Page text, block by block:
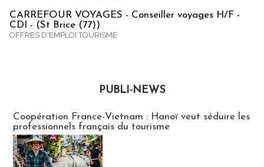
CARREFOUR VOYAGES - Conseiller voyages H/F -
CDI - (St Brice (77))
OFFRES D'EMPLOI TOURISME
PUBLI-NEWS
Coopération France-Vietnam : Hanoï veut séduire les
professionnels français du tourisme